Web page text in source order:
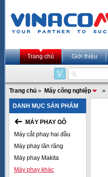
Trang chủ Giới thiệu
Trang chủ » Máy công nghiệp »
DANH MỤC SẢN PHẨM
MÁY PHAY GỖ
Máy cắt phay hai đầu
Máy phay lăn răng
Máy phay Makita
Máy phay khác